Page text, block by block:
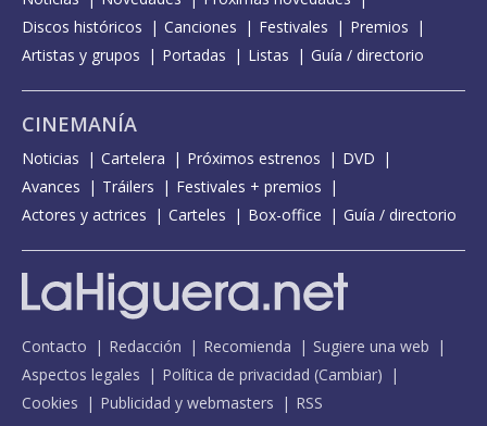
Discos históricos
Canciones Festivales
Premios
Artistas y grupos
Portadas Listas Guía / directorio
CINEMANÍA
Noticias Cartelera Próximos estrenos
DVD
Avances
Tráilers
Festivales + premios
Actores y actrices
Carteles Box-office Guía / directorio
Contacto Redacción Recomienda
Sugiere una web
Aspectos legales
Política de privacidad (Cambiar)
Cookies
Publicidad y webmasters RSS